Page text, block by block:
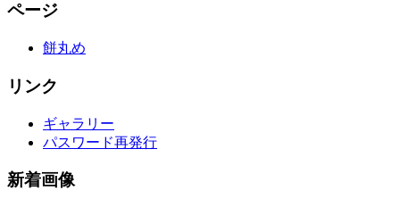
ページ
餅丸め
リンク
ギャラリー
パスワード再発行
新着画像